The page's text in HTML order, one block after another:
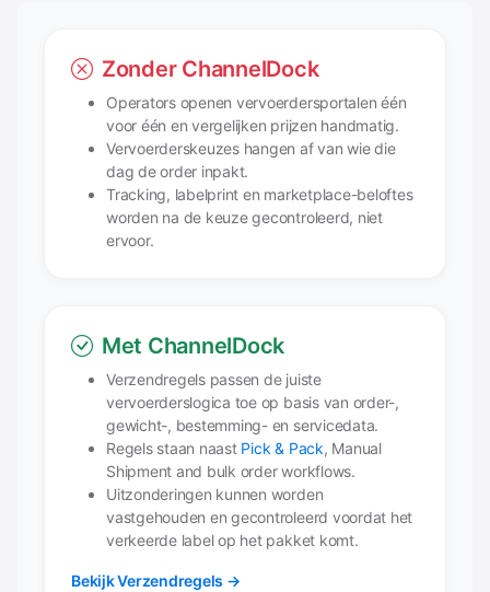
Zonder ChannelDock
Operators openen vervoerdersportalen één
voor één en vergelijken prijzen handmatig.
Vervoerderskeuzes hangen af van wie die
dag de order inpakt.
Tracking, labelprint en marketplace-beloftes
worden na de keuze gecontroleerd, niet
ervoor.
Met ChannelDock
Verzendregels passen de juiste
vervoerderslogica toe op basis van order-,
gewicht-, bestemming- en servicedata.
Regels staan naast Pick & Pack, Manual
Shipment and bulk order workflows.
Uitzonderingen kunnen worden
vastgehouden en gecontroleerd voordat het
verkeerde label op het pakket komt.
Bekijk Verzendregels →